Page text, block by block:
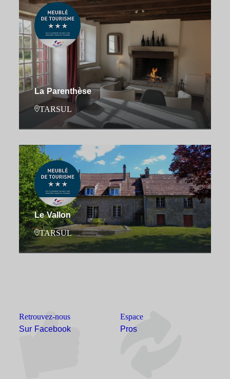
La Parenthèse
TARSUL
Le Vallon
TARSUL
Retrouvez-nous
Sur Facebook
Espace
Pros